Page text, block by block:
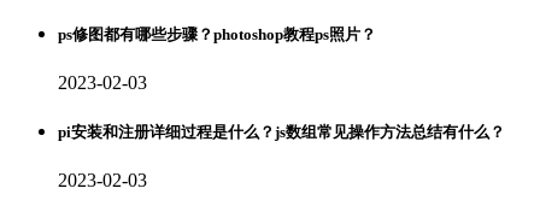
ps修图都有哪些步骤？photoshop教程ps照片？
2023-02-03
pi安装和注册详细过程是什么？js数组常见操作方法总结有什么？
2023-02-03